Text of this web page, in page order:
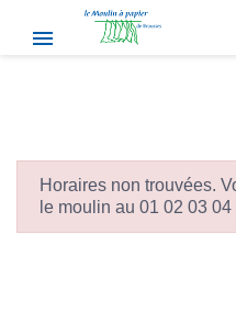

Horaires non trouvées.
le moulin au 01 02 03